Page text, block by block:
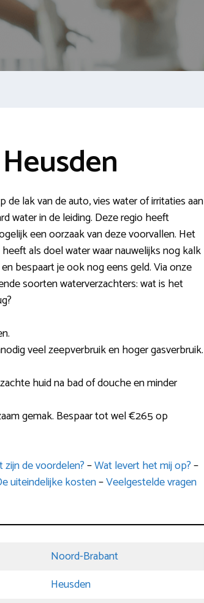
lak van de auto, vies water of irritaties aan
water in de leiding. Deze regio heeft
een oorzaak van deze voorvallen. Het
als doel water waar nauwelijks nog kalk
bespaart je ook nog eens geld. Via onze
soorten waterverzachters: wat is het
veel zeepverbruik en hoger gasverbruik.
huid na bad of douche en minder
gemak. Bespaar tot wel €265 op
zijn de voordelen?–Wat levert het mij op?–
uiteindelijke kosten–Veelgestelde vragen
Noord-Brabant
Heusden